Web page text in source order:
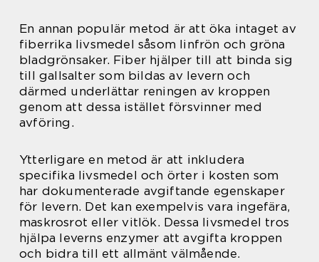
En annan populär metod är att öka intaget av
fiberrika livsmedel såsom linfrön och gröna
bladgrönsaker. Fiber hjälper till att binda sig
till gallsalter som bildas av levern och
därmed underlättar reningen av kroppen
genom att dessa istället försvinner med
avföring.
Ytterligare en metod är att inkludera
specifika livsmedel och örter i kosten som
har dokumenterade avgiftande egenskaper
för levern. Det kan exempelvis vara ingefära,
maskrosrot eller vitlök. Dessa livsmedel tros
hjälpa leverns enzymer att avgifta kroppen
och bidra till ett allmänt välmående.